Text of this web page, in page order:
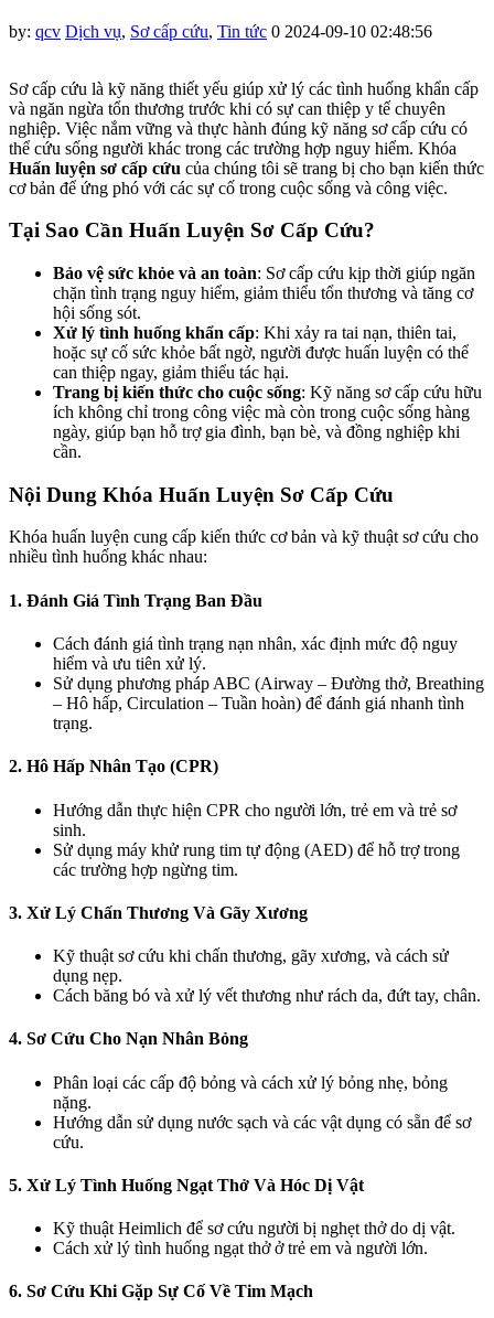
by: qcv Dịch vụ, Sơ cấp cứu, Tin tức 0 2024-09-10 02:48:56
Sơ cấp cứu là kỹ năng thiết yếu giúp xử lý các tình huống khẩn cấp
và ngăn ngừa tổn thương trước khi có sự can thiệp y tế chuyên
nghiệp. Việc nắm vững và thực hành đúng kỹ năng sơ cấp cứu có
thể cứu sống người khác trong các trường hợp nguy hiểm. Khóa
Huấn luyện sơ cấp cứu của chúng tôi sẽ trang bị cho bạn kiến thức
cơ bản để ứng phó với các sự cố trong cuộc sống và công việc.
Tại Sao Cần Huấn Luyện Sơ Cấp Cứu?
Bảo vệ sức khỏe và an toàn: Sơ cấp cứu kịp thời giúp ngăn
chặn tình trạng nguy hiểm, giảm thiểu tổn thương và tăng cơ
hội sống sót.
Xử lý tình huống khẩn cấp: Khi xảy ra tai nạn, thiên tai,
hoặc sự cố sức khỏe bất ngờ, người được huấn luyện có thể
can thiệp ngay, giảm thiểu tác hại.
Trang bị kiến thức cho cuộc sống: Kỹ năng sơ cấp cứu hữu
ích không chỉ trong công việc mà còn trong cuộc sống hàng
ngày, giúp bạn hỗ trợ gia đình, bạn bè, và đồng nghiệp khi
cần.
Nội Dung Khóa Huấn Luyện Sơ Cấp Cứu
Khóa huấn luyện cung cấp kiến thức cơ bản và kỹ thuật sơ cứu cho
nhiều tình huống khác nhau:
1. Đánh Giá Tình Trạng Ban Đầu
Cách đánh giá tình trạng nạn nhân, xác định mức độ nguy
hiểm và ưu tiên xử lý.
Sử dụng phương pháp ABC (Airway – Đường thở, Breathing
– Hô hấp, Circulation – Tuần hoàn) để đánh giá nhanh tình
trạng.
2. Hô Hấp Nhân Tạo (CPR)
Hướng dẫn thực hiện CPR cho người lớn, trẻ em và trẻ sơ
sinh.
Sử dụng máy khử rung tim tự động (AED) để hỗ trợ trong
các trường hợp ngừng tim.
3. Xử Lý Chấn Thương Và Gãy Xương
Kỹ thuật sơ cứu khi chấn thương, gãy xương, và cách sử
dụng nẹp.
Cách băng bó và xử lý vết thương như rách da, đứt tay, chân.
4. Sơ Cứu Cho Nạn Nhân Bỏng
Phân loại các cấp độ bỏng và cách xử lý bỏng nhẹ, bỏng
nặng.
Hướng dẫn sử dụng nước sạch và các vật dụng có sẵn để sơ
cứu.
5. Xử Lý Tình Huống Ngạt Thở Và Hóc Dị Vật
Kỹ thuật Heimlich để sơ cứu người bị nghẹt thở do dị vật.
Cách xử lý tình huống ngạt thở ở trẻ em và người lớn.
6. Sơ Cứu Khi Gặp Sự Cố Về Tim Mạch